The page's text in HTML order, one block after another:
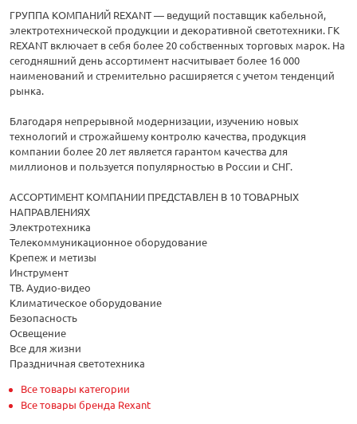
ГРУППА КОМПАНИЙ REXANT — ведущий поставщик кабельной,
электротехнической продукции и декоративной светотехники. ГК
REXANT включает в себя более 20 собственных торговых марок. На
сегодняшний день ассортимент насчитывает более 16 000
наименований и стремительно расширяется с учетом тенденций
рынка.
Благодаря непрерывной модернизации, изучению новых
технологий и строжайшему контролю качества, продукция
компании более 20 лет является гарантом качества для
миллионов и пользуется популярностью в России и СНГ.
АССОРТИМЕНТ КОМПАНИИ ПРЕДСТАВЛЕН В 10 ТОВАРНЫХ
НАПРАВЛЕНИЯХ
Электротехника
Телекоммуникационное оборудование
Крепеж и метизы
Инструмент
ТВ. Аудио-видео
Климатическое оборудование
Безопасность
Освещение
Все для жизни
Праздничная светотехника
Все товары категории
Все товары бренда Rexant